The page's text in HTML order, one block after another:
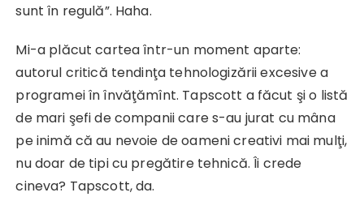
sunt în regulă”. Haha.
Mi-a plăcut cartea într-un moment aparte:
autorul critică tendinţa tehnologizării excesive a
programei în învăţămînt. Tapscott a făcut şi o listă
de mari şefi de companii care s-au jurat cu mâna
pe inimă că au nevoie de oameni creativi mai mulţi,
nu doar de tipi cu pregătire tehnică. Îi crede
cineva? Tapscott, da.